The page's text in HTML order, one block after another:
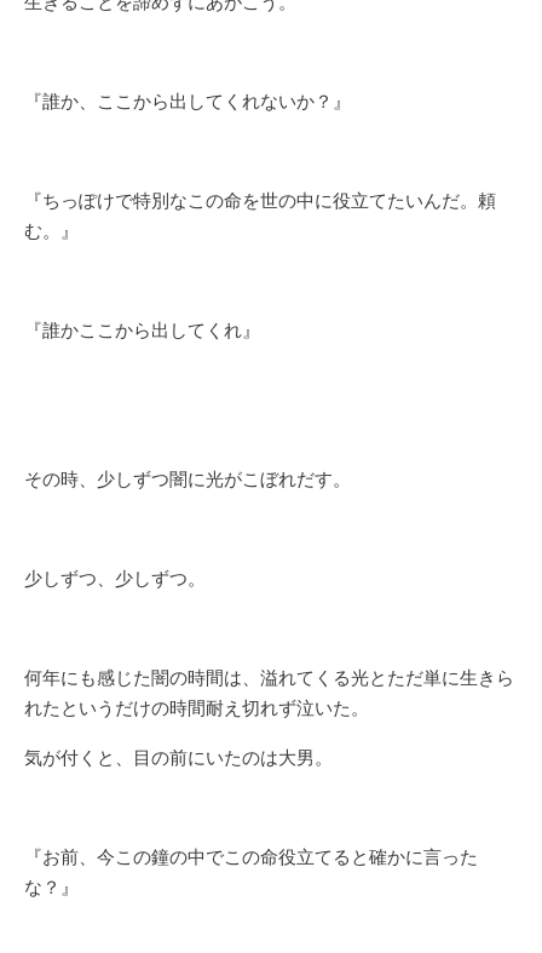
『誰か、ここから出してくれないか？』
『ちっぽけで特別なこの命を世の中に役立てたいんだ。頼
む。』
『誰かここから出してくれ』
その時、少しずつ闇に光がこぼれだす。
少しずつ、少しずつ。
何年にも感じた闇の時間は、溢れてくる光とただ単に生きら
れたというだけの時間耐え切れず泣いた。
気が付くと、目の前にいたのは大男。
『お前、今この鐘の中でこの命役立てると確かに言った
な？』